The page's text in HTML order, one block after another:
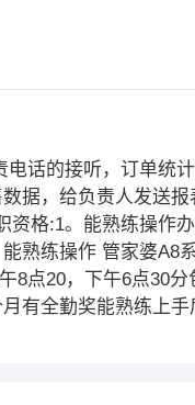
话的接听，订单统计
据，给负责人发送报
资格:1。能熟练操作
熟练操作 管家婆A8
8点20，下午6点30
有全勤奖能熟练上